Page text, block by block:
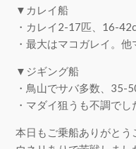
▼カレイ船
・カレイ2-17匹、16-
・最大はマコガレイ。他
▼ジギング船
・鳥山でサバ多数、35-
・マダイ狙うも不調でし
本日もご乗船ありがとう